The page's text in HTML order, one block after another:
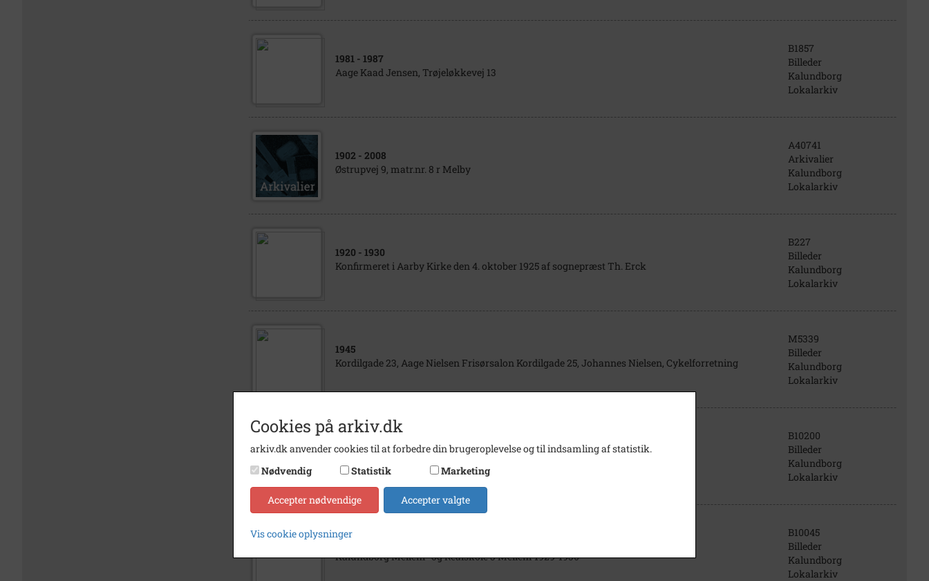
1981 - 1987
Aage Kaad Jensen, Trøjeløkkevej 13
B1857
Billeder
Kalundborg
Lokalarkiv
1902 - 2008
Østrupvej 9, matr.nr. 8 r Melby
A40741
Arkivalier
Kalundborg
Lokalarkiv
1920 - 1930
Konfirmeret i Aarby Kirke den 4. oktober 1925 af sognepræst Th. Erck
B227
Billeder
Kalundborg
Lokalarkiv
1945
Kordilgade 23, Aage Nielsen Frisørsalon Kordilgade 25, Johannes Nielsen, Cykelforretning
M5339
Billeder
Kalundborg
Lokalarkiv
1909- 1910
B10200
Billeder
Kalundborg
Lokalarkiv
1929
Kalundborg Mellem- og Realskole 3 Mellem 1929-1930
B10045
Billeder
Kalundborg
Lokalarkiv
Cookies på arkiv.dk
arkiv.dk anvender cookies til at forbedre din brugeroplevelse og til indsamling af statistik.
Nødvendig
Statistik Marketing
Accepter nødvendige Accepter valgte
Vis cookie oplysninger